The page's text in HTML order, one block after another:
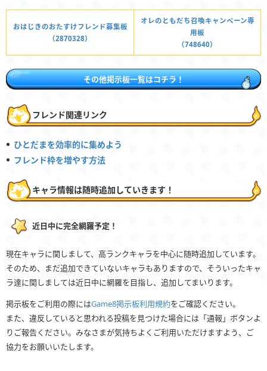
おはじきのおたすけフレンド募集板
（2870328）
オレのともだち召喚キャンペーン専
用板
（748640）
その他掲示板一覧はコチラ！
フレンド関連リンク
ひとだまを効率的に集めよう
フレンド枠を増やす方法
キャラ情報は随時追加していきます！
近日中に完全網羅予定！
現在キャラに関しまして、高ランクキャラを中心に随時追加しています。
そのため、まだ追加できていないキャラもありますので、そういったキャ
ラ達に関しましては近日中に網羅を目指し、追加してまいります。
掲示板をご利用の際にはGame8掲示板利用規約をご確認ください。
また、違反していると思われる投稿を見つけた場合には「通報」ボタンよ
りご報告ください。みなさまが気持ちよくご利用いただけますよう、ご
協力をお願いいたします。